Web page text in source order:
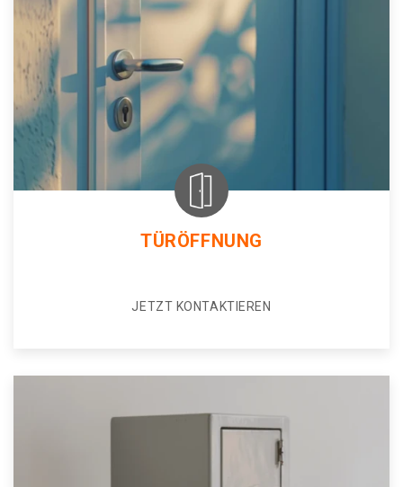
TÜRÖFFNUNG
JETZT KONTAKTIEREN